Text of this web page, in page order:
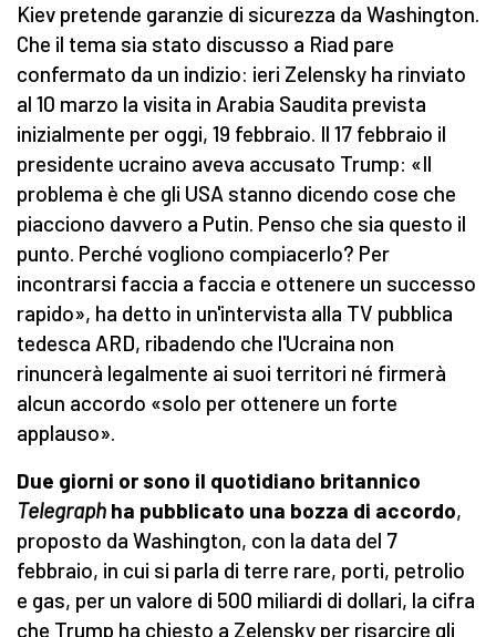
Kiev pretende garanzie di sicurezza da Washington.
Che il tema sia stato discusso a Riad pare
confermato da un indizio: ieri Zelensky ha rinviato
al 10 marzo la visita in Arabia Saudita prevista
inizialmente per oggi, 19 febbraio. Il 17 febbraio il
presidente ucraino aveva accusato Trump: «Il
problema è che gli USA stanno dicendo cose che
piacciono davvero a Putin. Penso che sia questo il
punto. Perché vogliono compiacerlo? Per
incontrarsi faccia a faccia e ottenere un successo
rapido», ha detto in un'intervista alla TV pubblica
tedesca ARD, ribadendo che l'Ucraina non
rinuncerà legalmente ai suoi territori né firmerà
alcun accordo «solo per ottenere un forte
applauso».
Due giorni or sono il quotidiano britannico
Telegraph ha pubblicato una bozza di accordo,
proposto da Washington, con la data del 7
febbraio, in cui si parla di terre rare, porti, petrolio
e gas, per un valore di 500 miliardi di dollari, la cifra
che Trump ha chiesto a Zelensky per risarcire gli